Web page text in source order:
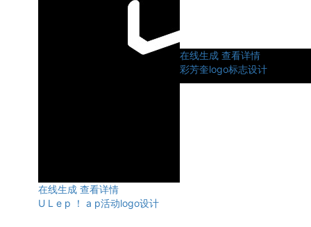
在线生成 查看详情
U L e p ！ a p活动logo设计
在线生成 查看详情
彩芳奎logo标志设计